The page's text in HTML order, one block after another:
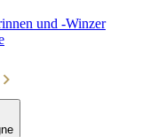
und -Winzer